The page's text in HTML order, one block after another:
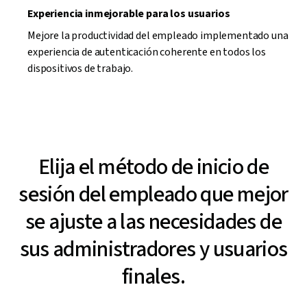
Experiencia inmejorable para los usuarios
Mejore la productividad del empleado implementado una
experiencia de autenticación coherente en todos los
dispositivos de trabajo.
Elija el método de inicio de
sesión del empleado que mejor
se ajuste a las necesidades de
sus administradores y usuarios
finales.